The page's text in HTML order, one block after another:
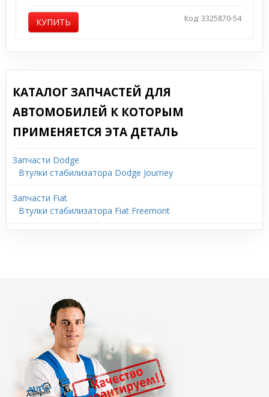
КУПИТЬ Код: 3325870-54
КАТАЛОГ ЗАПЧАСТЕЙ ДЛЯ
АВТОМОБИЛЕЙ К КОТОРЫМ
ПРИМЕНЯЕТСЯ ЭТА ДЕТАЛЬ
Запчасти Dodge
Втулки стабилизатора Dodge Journey
Запчасти Fiat
Втулки стабилизатора Fiat Freemont